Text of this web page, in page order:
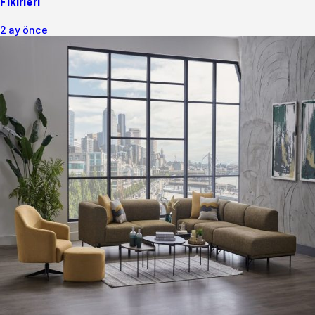
2 ay önce